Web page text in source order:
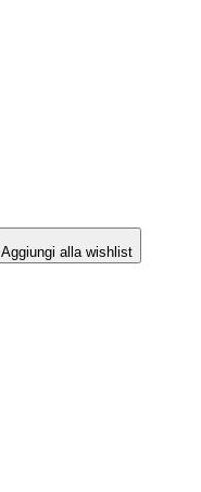
Aggiungi alla wishlist